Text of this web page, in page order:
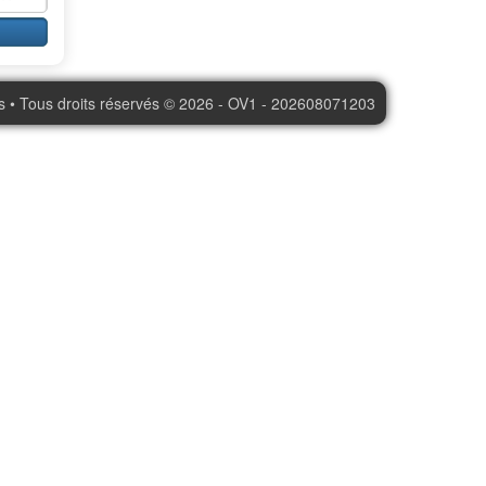
• Tous droits réservés © 2026 - OV1 - 202608071203